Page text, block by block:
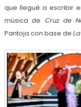
que llegué a escribir
música de Cruz de
Pantoja con base de